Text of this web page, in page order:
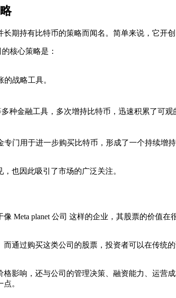
期持有比特币的策略而闻名。简单来说，它开
核心策略是：
战略工具。
种金融工具，多次增持比特币，迅速积累了可
门用于进一步购买比特币，形成了一个持续增持
也因此吸引了市场的广泛关注。
像 Meta planet 公司 这样的企业，其股票的价值在
通过购买这类公司的股票，投资者可以在传统
影响，还与公司的管理决策、融资能力、运营
。